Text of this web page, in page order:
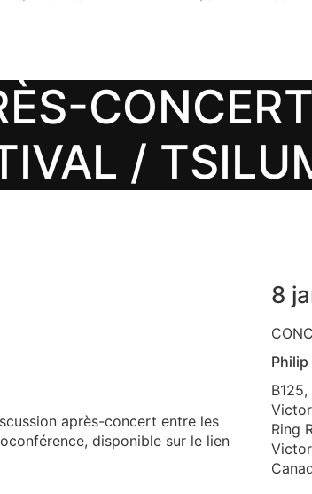
/
après-concert entre les
disponible sur le lien
8
Ring